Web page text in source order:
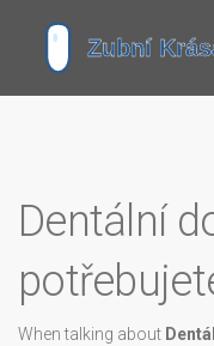
Dentální
When talking about